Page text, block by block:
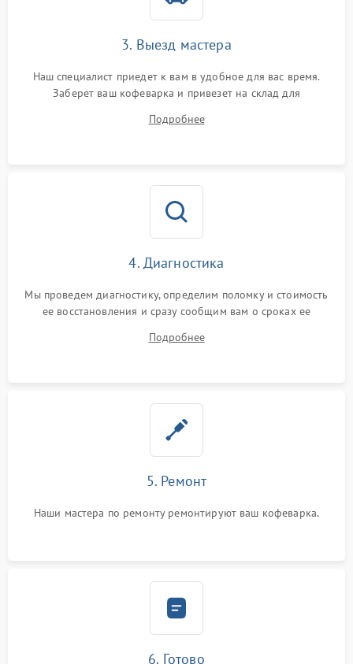
3. Выезд мастера
Наш специалист приедет к вам в удобное для вас время.
Заберет ваш кофеварка и привезет на склад для
Подробнее
4. Диагностика
Мы проведем диагностику, определим поломку и стоимость
ее восстановления и сразу сообщим вам о сроках ее
Подробнее
5. Ремонт
Наши мастера по ремонту ремонтируют ваш кофеварка.
6. Готово